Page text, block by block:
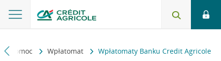
i pomoc Wpłatomat Wpłatomaty Banku Credit Agricole